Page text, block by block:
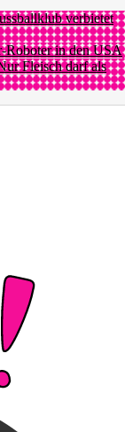
verbietet
Roboter in den USA
Fleisch darf als